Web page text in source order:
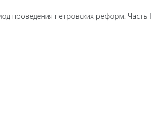
проведения петровских реформ. Часть I